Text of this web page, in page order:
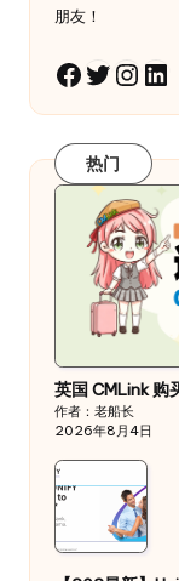
朋友！
Facebook
Twitter
热门
英国 CMLink 购
作者：老船长
2026年8月4日